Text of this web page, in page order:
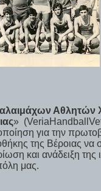
Αθλητών
»
για την
της Βέροιας να
και ανάδειξη της
μας.